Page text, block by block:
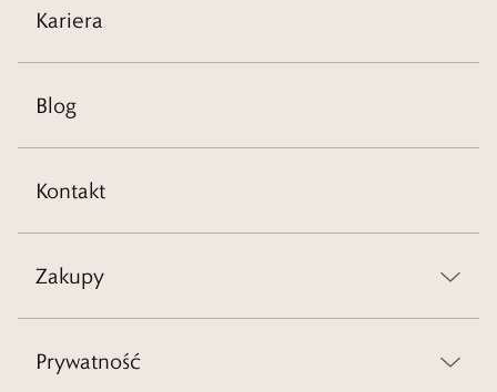
Kariera
Blog
Kontakt
Zakupy
Prywatność